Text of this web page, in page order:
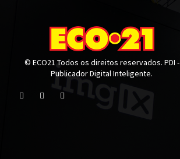
© ECO21 Todos os direitos reservados. PDI -
Publicador Digital Inteligente.